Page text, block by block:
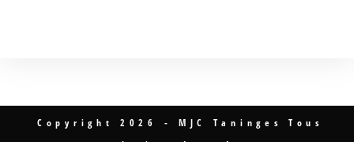
Copyright 2026 - MJC Taninges Tous